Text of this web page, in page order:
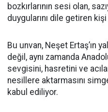
bozkırlarının sesi olan,
duygularını dile getiren kişi
Bu unvan, Neşet Ertaş’ın
değil, aynı zamanda
sevgisini, hasretini ve
nesillere aktarmasını
kabul ediliyor.